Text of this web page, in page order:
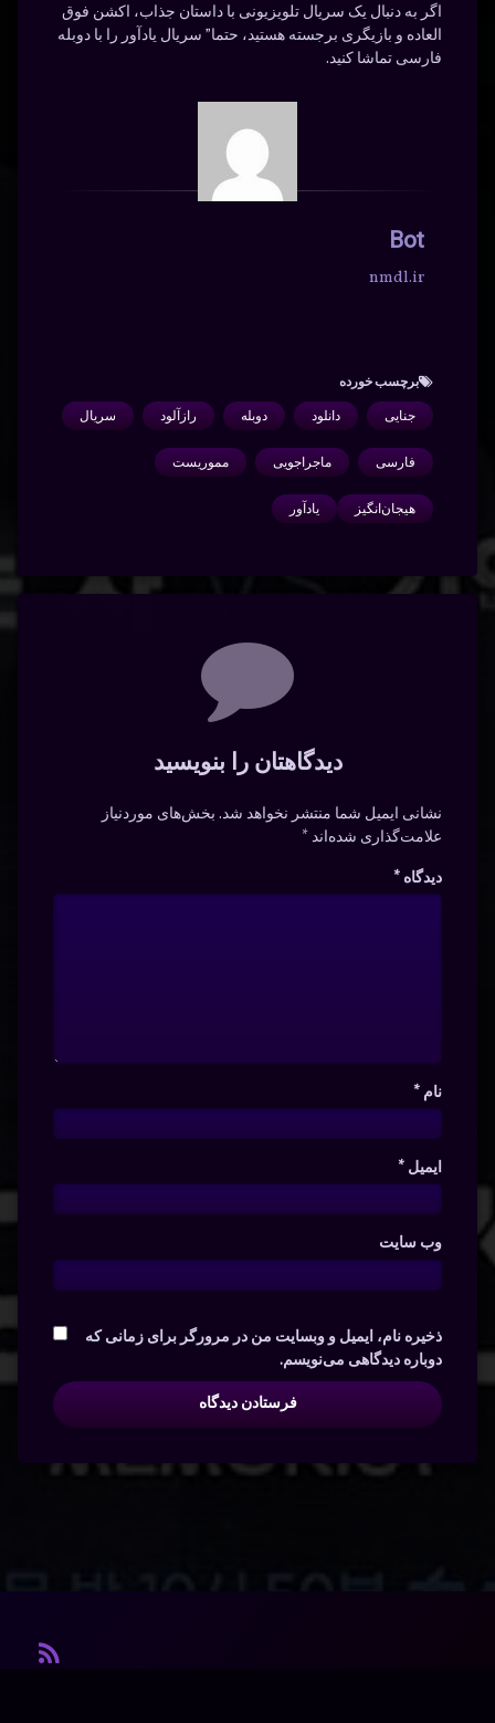
اگر به دنبال یک سریال تلویزیونی با داستان جذاب، اکشن فوق
العاده و بازیگری برجسته هستید، حتما” سریال یادآور را با دوبله
فارسی تماشا کنید.
Bot
nmdl.ir
برچسب‌ خورده
جنایی دانلود دوبله رازآلود سریال
فارسی ماجراجویی مموریست
هیجان‌انگیز یادآور
دیدگاهتان را بنویسید
نشانی ایمیل شما منتشر نخواهد شد. بخش‌های موردنیاز
علامت‌گذاری شده‌اند*
دیدگاه *
نام *
ایمیل *
وب‌ سایت
ذخیره نام، ایمیل و وبسایت من در مرورگر برای زمانی که
دوباره دیدگاهی می‌نویسم.
آر